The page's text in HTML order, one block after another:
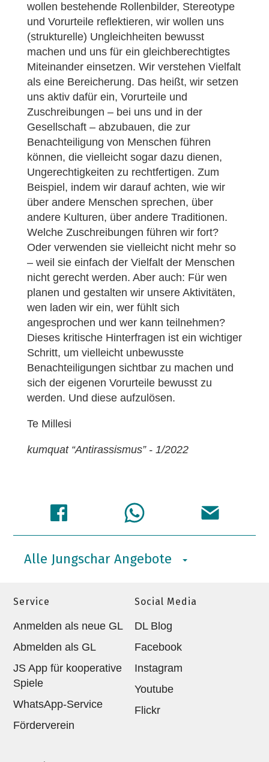
wollen bestehende Rollenbilder, Stereotype
und Vorurteile reflektieren, wir wollen uns
(strukturelle) Ungleichheiten bewusst
machen und uns für ein gleichberechtigtes
Miteinander einsetzen. Wir verstehen Vielfalt
als eine Bereicherung. Das heißt, wir setzen
uns aktiv dafür ein, Vorurteile und
Zuschreibungen – bei uns und in der
Gesellschaft – abzubauen, die zur
Benachteiligung von Menschen führen
können, die vielleicht sogar dazu dienen,
Ungerechtigkeiten zu rechtfertigen. Zum
Beispiel, indem wir darauf achten, wie wir
über andere Menschen sprechen, über
andere Kulturen, über andere Traditionen.
Welche Zuschreibungen führen wir fort?
Oder verwenden sie vielleicht nicht mehr so
– weil sie einfach der Vielfalt der Menschen
nicht gerecht werden. Aber auch: Für wen
planen und gestalten wir unsere Aktivitäten,
wen laden wir ein, wer fühlt sich
angesprochen und wer kann teilnehmen?
Dieses kritische Hinterfragen ist ein wichtiger
Schritt, um vielleicht unbewusste
Benachteiligungen sichtbar zu machen und
sich der eigenen Vorurteile bewusst zu
werden. Und diese aufzulösen.
Te Millesi
kumquat “Antirassismus” - 1/2022
Alle Jungschar Angebote
Service
Anmelden als neue GL
Abmelden als GL
JS App für kooperative
Spiele
WhatsApp-Service
Förderverein
Social Media
DL Blog
Facebook
Instagram
Youtube
Flickr